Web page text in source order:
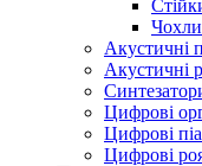
Акустичні
Акустичні
Цифрові
Цифрові
Цифрові